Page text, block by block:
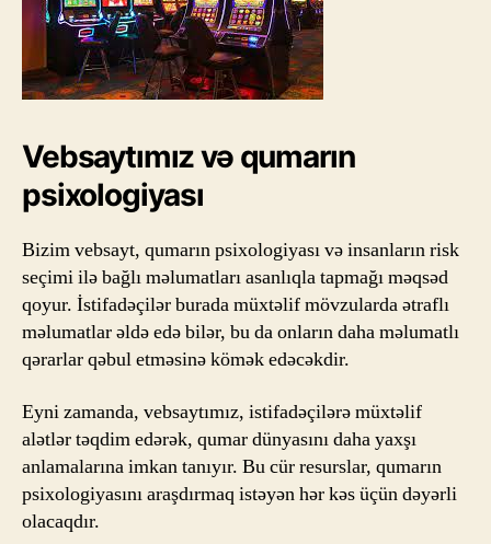
Vebsaytımız və qumarın
psixologiyası
Bizim vebsayt, qumarın psixologiyası və insanların risk
seçimi ilə bağlı məlumatları asanlıqla tapmağı məqsəd
qoyur. İstifadəçilər burada müxtəlif mövzularda ətraflı
məlumatlar əldə edə bilər, bu da onların daha məlumatlı
qərarlar qəbul etməsinə kömək edəcəkdir.
Eyni zamanda, vebsaytımız, istifadəçilərə müxtəlif
alətlər təqdim edərək, qumar dünyasını daha yaxşı
anlamalarına imkan tanıyır. Bu cür resurslar, qumarın
psixologiyasını araşdırmaq istəyən hər kəs üçün dəyərli
olacaqdır.